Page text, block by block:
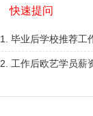
火爆的专业
快速提问
1. 毕业后学校推荐工
2. 工作后欧艺学员薪